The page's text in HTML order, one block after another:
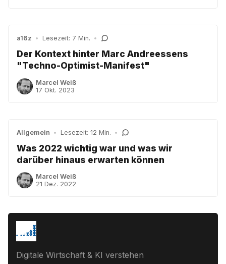
a16z • Lesezeit: 7 Min. •
Der Kontext hinter Marc Andreessens
"Techno-Optimist-Manifest"
Marcel Weiß
17 Okt. 2023
Allgemein • Lesezeit: 12 Min. •
Was 2022 wichtig war und was wir
darüber hinaus erwarten können
Marcel Weiß
21 Dez. 2022
Digitale Wirtschaft & KI verstehen